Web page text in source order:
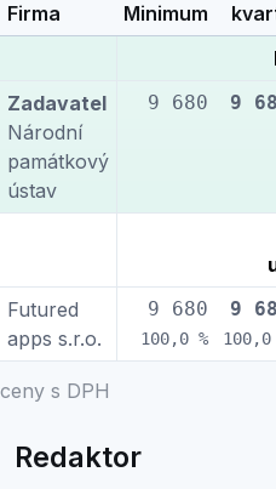
ceny s DPH
Firma Minimum
Zadavatel
Národní
památkový
ústav
9 680 9
Futured
apps s.r.o.
9 680
100,0 %
9
100,0
Redaktor